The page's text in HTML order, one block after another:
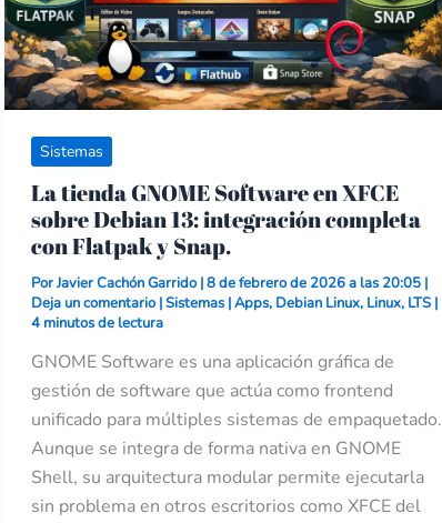
Sistemas
La tienda GNOME Software en XFCE
sobre Debian 13: integración completa
con Flatpak y Snap.
PorJavier Cachón Garrido|8 de febrero de 2026 a las 20:05 |
Deja un comentario |Sistemas |Apps, Debian Linux, Linux, LTS |
4 minutos de lectura
GNOME Software es una aplicación gráfica de
gestión de software que actúa como frontend
unificado para múltiples sistemas de empaquetado.
Aunque se integra de forma nativa en GNOME
Shell, su arquitectura modular permite ejecutarla
sin problema en otros escritorios como XFCE del
Flatpak
y
Snap.